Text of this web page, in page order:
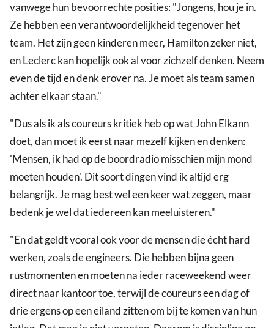
vanwege hun bevoorrechte posities: "Jongens, hou je in.
Ze hebben een verantwoordelijkheid tegenover het
team. Het zijn geen kinderen meer, Hamilton zeker niet,
en Leclerc kan hopelijk ook al voor zichzelf denken. Neem
even de tijd en denk erover na. Je moet als team samen
achter elkaar staan."
"Dus als ik als coureurs kritiek heb op wat John Elkann
doet, dan moet ik eerst naar mezelf kijken en denken:
'Mensen, ik had op de boordradio misschien mijn mond
moeten houden'. Dit soort dingen vind ik altijd erg
belangrijk. Je mag best wel een keer wat zeggen, maar
bedenk je wel dat iedereen kan meeluisteren."
"En dat geldt vooral ook voor de mensen die écht hard
werken, zoals de engineers. Die hebben bijna geen
rustmomenten en moeten na ieder raceweekend weer
direct naar kantoor toe, terwijl de coureurs een dag of
drie ergens op een eiland zitten om bij te komen van hun